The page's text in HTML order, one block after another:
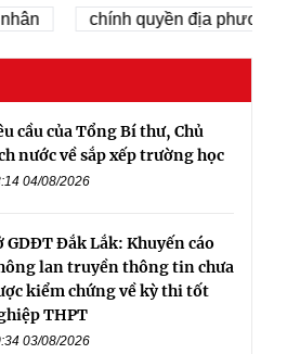
chính quyền địa phương 2 cấp
cầu của Tổng Bí thư, Chủ
nước về sắp xếp trường học
04/08/2026
GDĐT Đắk Lắk: Khuyến cáo
lan truyền thông tin chưa
kiểm chứng về kỳ thi tốt
THPT
03/08/2026